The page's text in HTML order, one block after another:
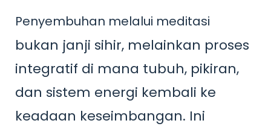
Penyembuhan melalui meditasi
bukan janji sihir, melainkan proses
integratif di mana tubuh, pikiran,
dan sistem energi kembali ke
keadaan keseimbangan. Ini